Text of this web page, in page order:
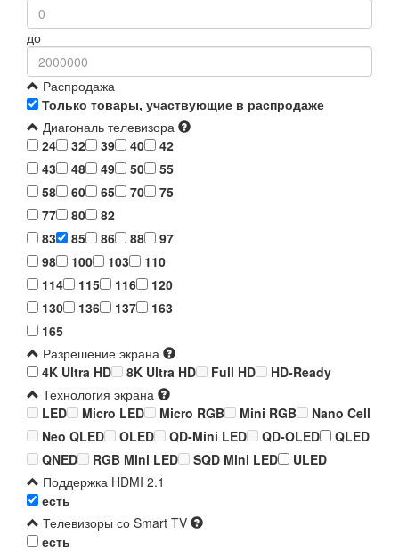
до
Распродажа
Только товары, участвующие в распродаже
Диагональ телевизора
24
32 39 40
42
43
48 49 50
55
58
60 65 70
75
77
80
82
83
85 86 88
97
98
100 103
110
114
115 116
120
130
136 137
163
165
Разрешение экрана
4K Ultra HD
8K Ultra HD Full HD
HD-Ready
Технология экрана
LED
Micro LED Micro RGB Mini RGB
Nano Cell
Neo QLED
OLED QD-Mini LED QD-OLED
QLED
QNED
RGB Mini LED SQD Mini LED
ULED
Поддержка HDMI 2.1
есть
Телевизоры со Smart TV
есть